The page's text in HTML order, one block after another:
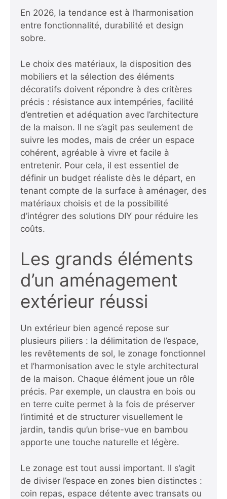
En 2026, la tendance est à l’harmonisation
entre fonctionnalité, durabilité et design
sobre.
Le choix des matériaux, la disposition des
mobiliers et la sélection des éléments
décoratifs doivent répondre à des critères
précis : résistance aux intempéries, facilité
d’entretien et adéquation avec l’architecture
de la maison. Il ne s’agit pas seulement de
suivre les modes, mais de créer un espace
cohérent, agréable à vivre et facile à
entretenir. Pour cela, il est essentiel de
définir un budget réaliste dès le départ, en
tenant compte de la surface à aménager, des
matériaux choisis et de la possibilité
d’intégrer des solutions DIY pour réduire les
coûts.
Les grands éléments
d’un aménagement
extérieur réussi
Un extérieur bien agencé repose sur
plusieurs piliers : la délimitation de l’espace,
les revêtements de sol, le zonage fonctionnel
et l’harmonisation avec le style architectural
de la maison. Chaque élément joue un rôle
précis. Par exemple, un claustra en bois ou
en terre cuite permet à la fois de préserver
l’intimité et de structurer visuellement le
jardin, tandis qu’un brise-vue en bambou
apporte une touche naturelle et légère.
Le zonage est tout aussi important. Il s’agit
de diviser l’espace en zones bien distinctes :
coin repas, espace détente avec transats ou